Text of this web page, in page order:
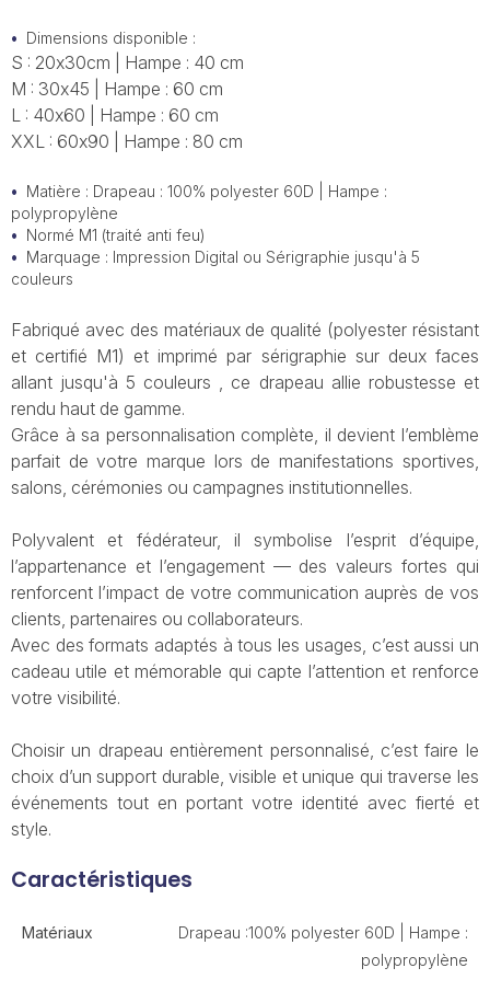
Dimensions disponible :
S : 20x30cm | Hampe : 40 cm
M : 30x45 | Hampe : 60 cm
L : 40x60 | Hampe : 60 cm
XXL : 60x90 | Hampe : 80 cm
Matière : Drapeau : 100% polyester 60D | Hampe :
polypropylène
Normé M1 (traité anti feu)
Marquage : Impression Digital ou Sérigraphie jusqu'à 5
couleurs
Fabriqué avec des matériaux de qualité (polyester résistant
et certifié M1) et imprimé par sérigraphie sur deux faces
allant jusqu'à 5 couleurs , ce drapeau allie robustesse et
rendu haut de gamme.
Grâce à sa personnalisation complète, il devient l’emblème
parfait de votre marque lors de manifestations sportives,
salons, cérémonies ou campagnes institutionnelles.
Polyvalent et fédérateur, il symbolise l’esprit d’équipe,
l’appartenance et l’engagement — des valeurs fortes qui
renforcent l’impact de votre communication auprès de vos
clients, partenaires ou collaborateurs.
Avec des formats adaptés à tous les usages, c’est aussi un
cadeau utile et mémorable qui capte l’attention et renforce
votre visibilité.
Choisir un drapeau entièrement personnalisé, c’est faire le
choix d’un support durable, visible et unique qui traverse les
événements tout en portant votre identité avec fierté et
style.
Caractéristiques
Matériaux
Drapeau :100% polyester 60D | Hampe :
polypropylène